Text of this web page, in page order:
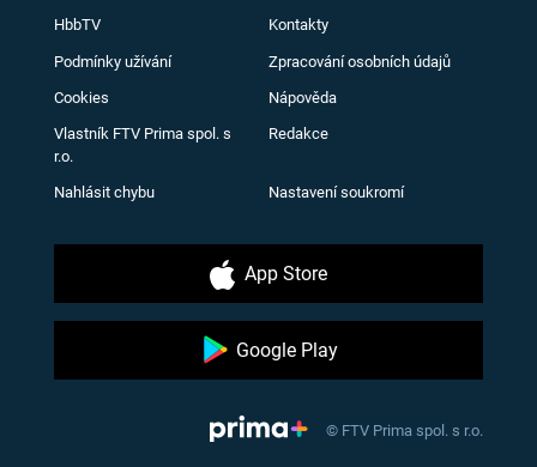
HbbTV Kontakty
Podmínky užívání Zpracování osobních údajů
Cookies Nápověda
Vlastník FTV Prima spol. s
r.o.
Redakce
Nahlásit chybu Nastavení soukromí
App Store
Google Play
© FTV Prima spol. s r.o.